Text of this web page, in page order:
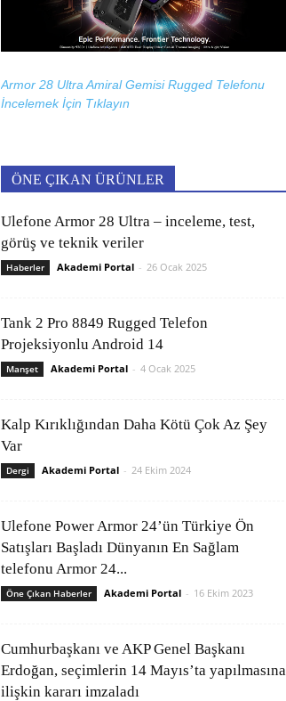
Armor 28 Ultra Amiral Gemisi Rugged Telefonu
İncelemek İçin Tıklayın
ÖNE ÇIKAN ÜRÜNLER
Ulefone Armor 28 Ultra – inceleme, test,
görüş ve teknik veriler
Haberler Akademi Portal - 26 Ocak 2025
Tank 2 Pro 8849 Rugged Telefon
Projeksiyonlu Android 14
Manşet Akademi Portal - 4 Ocak 2025
Kalp Kırıklığından Daha Kötü Çok Az Şey
Var
Dergi Akademi Portal - 24 Ekim 2024
Ulefone Power Armor 24’ün Türkiye Ön
Satışları Başladı Dünyanın En Sağlam
telefonu Armor 24...
Öne Çıkan Haberler Akademi Portal - 16 Ekim 2023
Cumhurbaşkanı ve AKP Genel Başkanı
Erdoğan, seçimlerin 14 Mayıs’ta yapılmasına
ilişkin kararı imzaladı